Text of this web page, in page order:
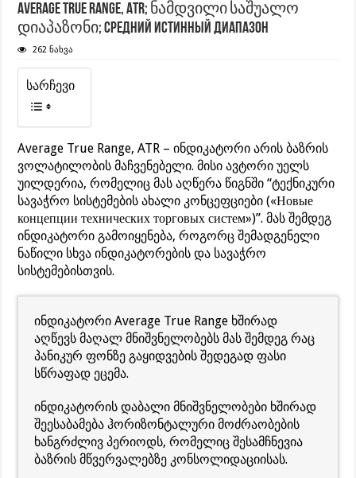
Average True Range, ATR; ნამდვილი საშუალო
დიაპაზონი; Средний Истинный Диапазон
262 ნახვა
სარჩევი
Average True Range, ATR – ინდიკატორი არის ბაზრის
ვოლატილობის მაჩვენებელი. მისი ავტორი უელს
უილდერია, რომელიც მას აღწერა წიგნში “ტექნიკური
სავაჭრო სისტემების ახალი კონცეფციები («Новые
концепции технических торговых систем»)”. მას შემდეგ
ინდიკატორი გამოიყენება, როგორც შემადგენელი
ნაწილი სხვა ინდიკატორების და სავაჭრო
სისტემებისთვის.
ინდიკატორი Average True Range ხშირად
აღწევს მაღალ მნიშვნელობებს მას შემდეგ რაც
პანიკურ ფონზე გაყიდვების შედეგად ფასი
სწრაფად ეცემა.
ინდიკატორის დაბალი მნიშვნელობები ხშირად
შეესაბამება ჰორიზონტალური მოძრაობების
ხანგრძლივ პერიოდს, რომელიც შესამჩნევია
ბაზრის მწვერვალებზე კონსოლიდაციისას.